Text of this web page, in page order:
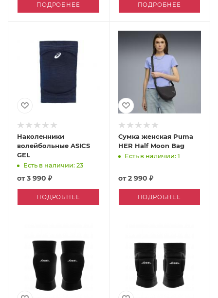
ПОДРОБНЕЕ ПОДРОБНЕЕ
Наколенники
волейбольные ASICS
GEL
Есть в наличии: 23
от3 990 ₽
ПОДРОБНЕЕ
Сумка женская Puma
HER Half Moon Bag
Есть в наличии: 1
от2 990 ₽
ПОДРОБНЕЕ